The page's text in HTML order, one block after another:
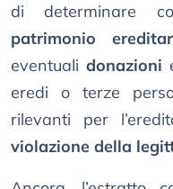
di determinare
patrimonio
eventualidonazioni
eredi o terze
rilevanti per
violazione della